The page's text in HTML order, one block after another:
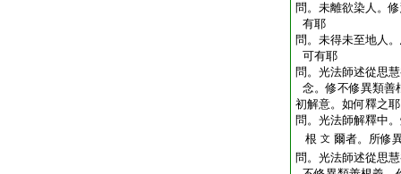
問。未離欲染人。
有耶
問。未得未至地人
可有耶
問。光法師述從思
念。修不修異類善
初解意。如何釋之耶
問。光法師解釋中
根 文 爾者。所修
問。光法師述從思